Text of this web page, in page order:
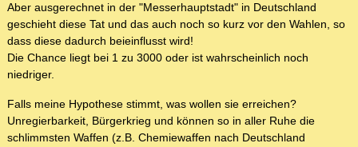
Aber ausgerechnet in der "Messerhauptstadt" in Deutschland
geschieht diese Tat und das auch noch so kurz vor den Wahlen, so
dass diese dadurch beieinflusst wird!
Die Chance liegt bei 1 zu 3000 oder ist wahrscheinlich noch
niedriger.
Falls meine Hypothese stimmt, was wollen sie erreichen?
Unregierbarkeit, Bürgerkrieg und können so in aller Ruhe die
schlimmsten Waffen (z.B. Chemiewaffen nach Deutschland